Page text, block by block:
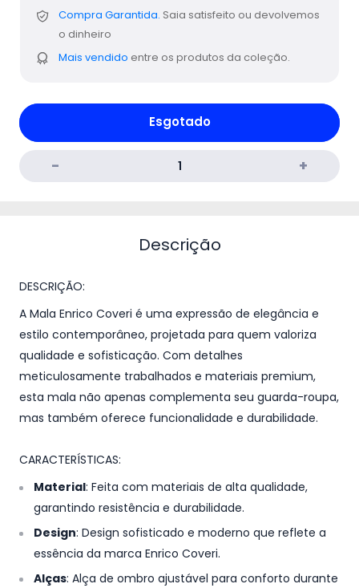
Compra Garantida. Saia satisfeito ou devolvemos
o dinheiro
Mais vendido entre os produtos da coleção.
Esgotado
Descrição
DESCRIÇÃO:
A Mala Enrico Coveri é uma expressão de elegância e
estilo contemporâneo, projetada para quem valoriza
qualidade e sofisticação. Com detalhes
meticulosamente trabalhados e materiais premium,
esta mala não apenas complementa seu guarda-roupa,
mas também oferece funcionalidade e durabilidade.
CARACTERÍSTICAS:
Material: Feita com materiais de alta qualidade,
garantindo resistência e durabilidade.
Design: Design sofisticado e moderno que reflete a
essência da marca Enrico Coveri.
Alças: Alça de ombro ajustável para conforto durante